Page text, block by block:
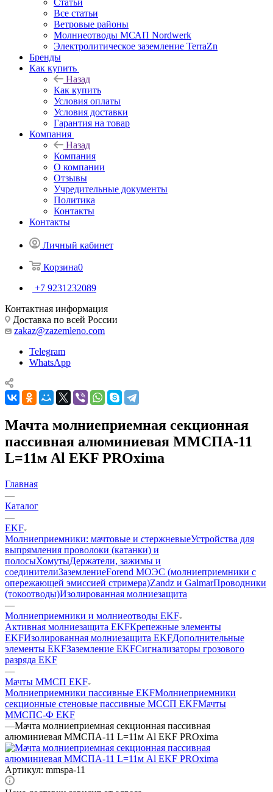
Статьи
Все статьи
Ветровые районы
Молниеотводы МСАП Nordwerk
Электролитическое заземление TerraZn
Бренды
Как купить
Назад
Как купить
Условия оплаты
Условия доставки
Гарантия на товар
Компания
Назад
Компания
О компании
Отзывы
Учредительные документы
Политика
Контакты
Контакты
Личный кабинет
Корзина0
+7 9231232089
Контактная информация
Доставка по всей России
zakaz@zazemleno.com
Telegram
WhatsApp
Мачта молниеприемная секционная
пассивная алюминиевая ММСПА-11
L=11м Al EKF PROxima
Главная
—
Каталог
—
EKF
Молниеприемники: мачтовые и стержневыеУстройства для
выпрямления проволоки (катанки) и
полосыХомутыДержатели, зажимы и
соединителиЗаземлениеForend МОЭС (молниеприемники с
опережающей эмиссией стримера)Zandz и GalmarПроводники
(токоотводы)Изолированная молниезащита
—
Молниеприемники и молниеотводы EKF
Активная молниезащита EKFКрепежные элементы
EKFИзолированная молниезащита EKFДополнительные
элементы EKFЗаземление EKFСигнализаторы грозового
разряда EKF
—
Мачты ММСП EKF
Молниеприемники пассивные EKFМолниеприемники
секционные стеновые пассивные МССП EKFМачты
ММСПС-Ф EKF
—Мачта молниеприемная секционная пассивная
алюминиевая ММСПА-11 L=11м Al EKF PROxima
Артикул: mmspa-11